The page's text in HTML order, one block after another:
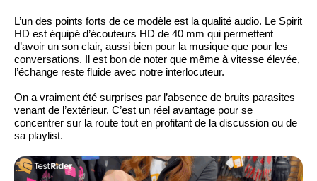
L’un des points forts de ce modèle est la qualité audio. Le Spirit
HD est équipé d’écouteurs HD de 40 mm qui permettent
d’avoir un son clair, aussi bien pour la musique que pour les
conversations. Il est bon de noter que même à vitesse élevée,
l’échange reste fluide avec notre interlocuteur.
On a vraiment été surprises par l’absence de bruits parasites
venant de l’extérieur. C’est un réel avantage pour se
concentrer sur la route tout en profitant de la discussion ou de
sa playlist.